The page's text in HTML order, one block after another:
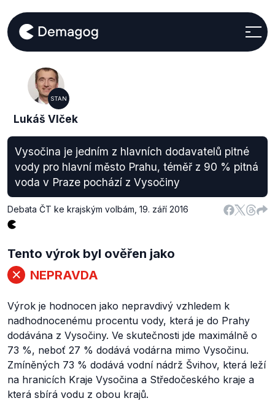
STAN
Lukáš Vlček
Vysočina je jedním z hlavních dodavatelů pitné
vody pro hlavní město Prahu, téměř z 90 % pitná
voda v Praze pochází z Vysočiny
Debata ČT ke krajským volbám 19. září 2016
Tento výrok byl ověřen jako
NEPRAVDA
Výrok je hodnocen jako nepravdivý vzhledem k
nadhodnocenému procentu vody, která je do Prahy
dodávána z Vysočiny. Ve skutečnosti jde maximálně o
73 %, neboť 27 % dodává vodárna mimo Vysočinu.
Zmíněných 73 % dodává vodní nádrž Švihov, která leží
na hranicích Kraje Vysočina a Středočeského kraje a
která sbírá vodu z obou krajů.